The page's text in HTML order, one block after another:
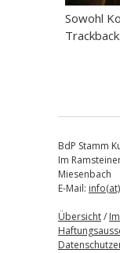
Sowohl
BdP Stamm
Im
Miesenbach
E-Mail:
Übersicht/